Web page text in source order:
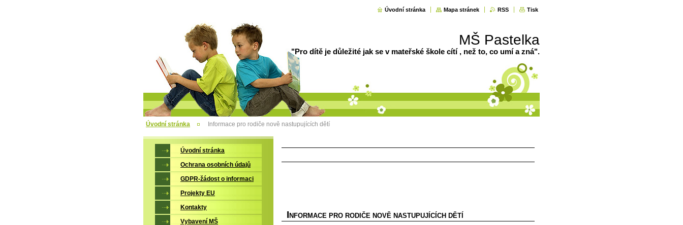
MŠ Pastelka
Úvodní stránka Mapa stránek RSS Tisk
"Pro dítě je důležité jak se v mateřské škole cítí , než to, co umí a zná".
Úvodní stránka Informace pro rodiče nově nastupujících dětí
I NFORMACE PRO RODIČE NOVĚ NASTUPUJÍCÍCH DĚTÍ
Úvodní stránka
Ochrana osobních údajů
GDPR-žádost o informaci
Projekty EU
Kontakty
Vybavení MŠ